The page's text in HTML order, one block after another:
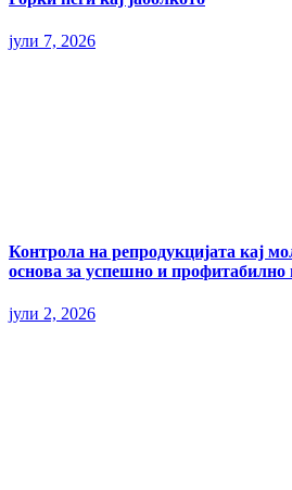
јули 7, 2026
Контрола на репродукцијата кај
основа за успешно и профитабилно
јули 2, 2026